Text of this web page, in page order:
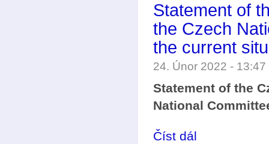
Statement of
the Czech
the current
24. Únor 2022 -
Statement of the
National
Číst dál